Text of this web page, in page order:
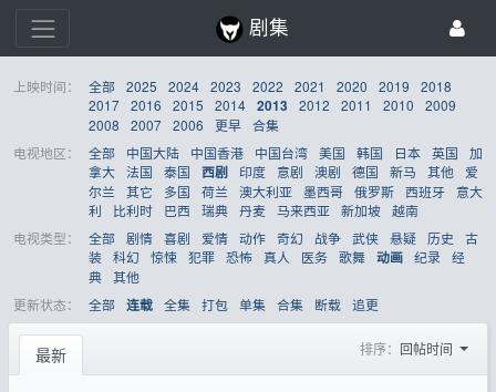
剧集
上映时间： 全部 2025 2024 2023 2022 2021 2020 2019
2018
2017 2016 2015 2014 2013 2012 2011 2010
2009
2008
2007 2006 更早 合集
电视地区：
全部 中国大陆 中国香港 中国台湾 美国 韩国 日本 英国
加
拿大 法国 泰国 西剧 印度 意剧 澳剧 德国 新马 其他
爱
尔兰
其它 多国 荷兰 澳大利亚 墨西哥 俄罗斯 西班牙
意大
利
比利时 巴西 瑞典 丹麦 马来西亚 新加坡 越南
电视类型：
全部 剧情 喜剧 爱情 动作 奇幻 战争 武侠 悬疑 历史
古
装 科幻 惊悚 犯罪 恐怖 真人 医务 歌舞 动画 纪录 经
典 其他
更新状态：
全部 连载 全集 打包 单集 合集 断载 追更
最新 排序： 回帖时间